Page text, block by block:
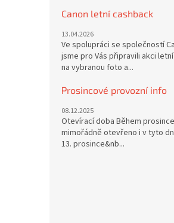
Canon letní cashback
13.04.2026
Ve spolupráci se společností
jsme pro Vás připravili akci
na vybranou foto a...
Prosincové provozní info
08.12.2025
Otevírací doba Během
mimořádně otevřeno i v tyto
13. prosince&nb...